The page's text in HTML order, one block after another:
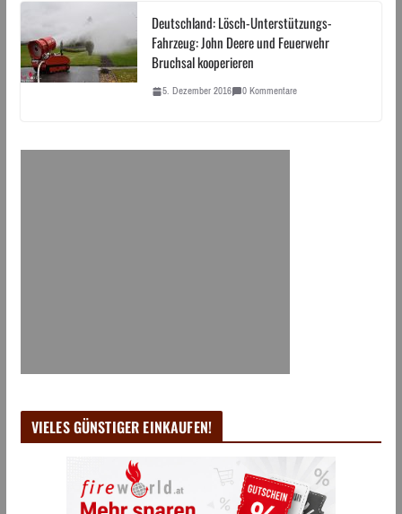
Deutschland: Lösch-Unterstützungs-
Fahrzeug: John Deere und Feuerwehr
Bruchsal kooperieren
5. Dezember 2016 0 Kommentare
VIELES GÜNSTIGER EINKAUFEN!